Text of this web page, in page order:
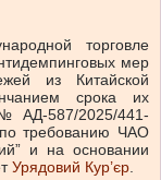
торговле
мер
из Китайской
срока их
АД-587/2025/441-
требованию ЧАО
и на основании
Урядовий Кур’єр.